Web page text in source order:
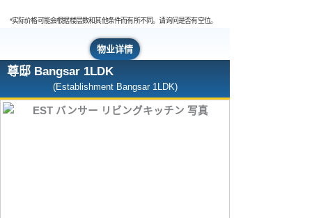
*实际价格可能会根据楼层数和其他条件而有所不同。请询问是否有空位。
物业详情
尊邸 Bangsar 1LDK
(Establishment Bangsar 1LDK)